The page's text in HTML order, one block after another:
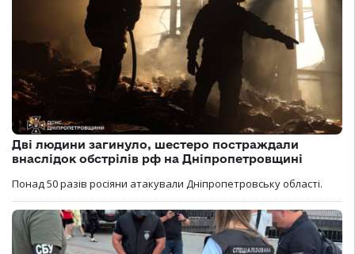
Дві людини загинуло, шестеро постраждали
внаслідок обстрілів рф на Дніпропетровщині
Понад 50 разів росіяни атакували Дніпропетровську області.